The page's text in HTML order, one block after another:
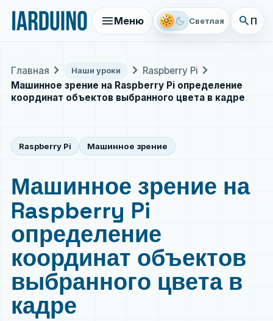
menuМеню light_mode dark_mode Светлая search
Главная chevron_right Наши уроки chevron_right Raspberry Pi chevron_right
Машинное зрение на Raspberry Pi определение
координат объектов выбранного цвета в кадре
Raspberry Pi Машинное зрение
Машинное зрение на
Raspberry Pi
определение
координат объектов
выбранного цвета в
кадре